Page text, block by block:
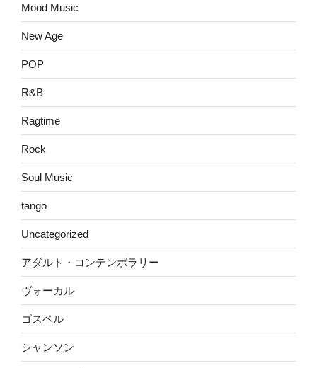
Mood Music
New Age
POP
R&B
Ragtime
Rock
Soul Music
tango
Uncategorized
アダルト・コンテンポラリー
ヴォーカル
ゴスペル
シャンソン